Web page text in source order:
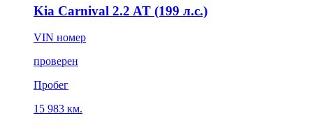
Kia Carnival 2.2 AT (199 л.с.)
VIN номер
проверен
Пробег
15 983 км.